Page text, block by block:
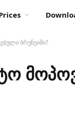
ბრუნეიში?